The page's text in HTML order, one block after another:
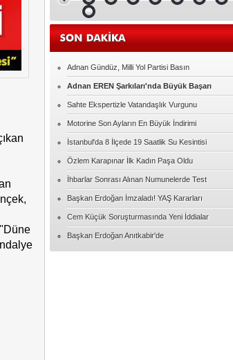
Elif ERDEM
Ampute Futbol'da İlginç detay
Serap UZER
15 Temmuzdan kalanlar
İhsan ÜNLÜ
MUTLU YILLAR ÖĞRETMENİM
Hacıbekir Özarslan
FULBOL ASLA SADECE FUTBOL
DEGILDIR
Serkan TOKA
Adnan Gündüz, Milli Yol Partisi Basın
Adnan EREN Şarkıları'nda Büyük Başarı
Sahte Ekspertizle Vatandaşlık Vurgunu
Motorine Son Ayların En Büyük İndirimi
İstanbul'da 8 İlçede 19 Saatlik Su Kesintisi
Özlem Karapınar İlk Kadın Paşa Oldu
İhbarlar Sonrası Alınan Numunelerde Test
Başkan Erdoğan İmzaladı! YAŞ Kararları
Cem Küçük Soruşturmasında Yeni İddialar
Başkan Erdoğan Anıtkabir'de